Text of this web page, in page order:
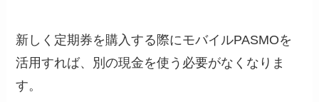
新しく定期券を購入する際にモバイルPASMOを
活用すれば、別の現金を使う必要がなくなりま
す。